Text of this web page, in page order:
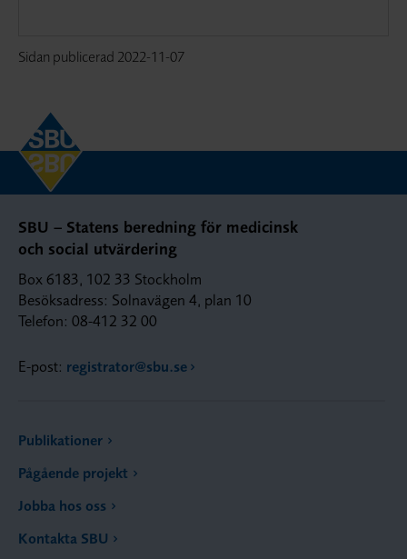
Sidan publicerad 2022-11-07
SBU – Statens beredning för medicinsk
och social utvärdering
Box 6183, 102 33 Stockholm
Besöksadress: Solnavägen 4, plan 10
Telefon: 08-412 32 00
E-post: registrator@sbu.se
Publikationer
Pågående projekt
Jobba hos oss
Kontakta SBU